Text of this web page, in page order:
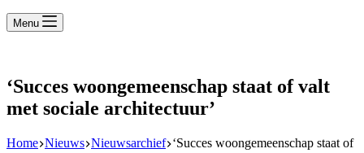
Menu
‘Succes woongemeenschap staat of valt
met sociale architectuur’
Home Nieuws Nieuwsarchief ‘Succes woongemeenschap staat of